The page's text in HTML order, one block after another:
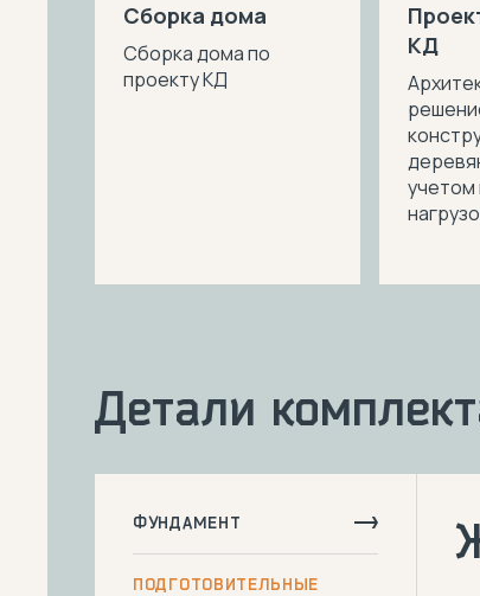
Сборка дома
Сборка дома по
проекту КД
КД
учетом
Детали
ФУНДАМЕНТ
ПОДГОТОВИТЕЛЬНЫЕ